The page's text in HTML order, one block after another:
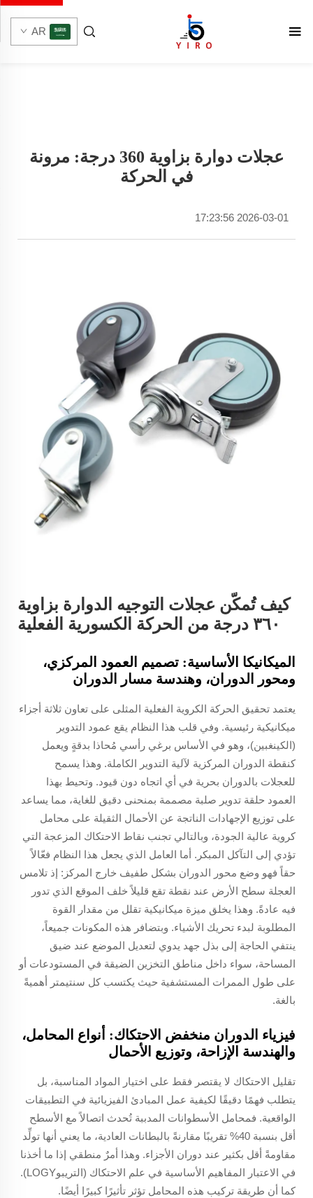
AR
عجلات دوارة بزاوية 360 درجة: مرونة
في الحركة
2026-03-01 17:23:56
كيف تُمكّن عجلات التوجيه الدوارة بزاوية
٣٦٠ درجة من الحركة الكسورية الفعلية
الميكانيكا الأساسية: تصميم العمود المركزي،
ومحور الدوران، وهندسة مسار الدوران
يعتمد تحقيق الحركة الكروية الفعلية المثلى على تعاون ثلاثة أجزاء
ميكانيكية رئيسية. وفي قلب هذا النظام يقع عمود التدوير
(الكينغبين)، وهو في الأساس برغي رأسي مُحاذا بدقةٍ ويعمل
كنقطة الدوران المركزية لآلية التدوير الكاملة. وهذا يسمح
للعجلات بالدوران بحرية في أي اتجاه دون قيود. وتحيط بهذا
العمود حلقة تدوير صلبة مصممة بمنحنى دقيق للغاية، مما يساعد
على توزيع الإجهادات الناتجة عن الأحمال الثقيلة على محامل
كروية عالية الجودة، وبالتالي تجنب نقاط الاحتكاك المزعجة التي
تؤدي إلى التآكل المبكر. أما العامل الذي يجعل هذا النظام فعّالاً
حقاً فهو وضع محور الدوران بشكل طفيف خارج المركز: إذ تلامس
العجلة سطح الأرض عند نقطة تقع قليلاً خلف الموقع الذي تدور
فيه عادةً. وهذا يخلق ميزة ميكانيكية تقلل من مقدار القوة
المطلوبة لبدء تحريك الأشياء. وبتضافر هذه المكونات جميعاً،
ينتفي الحاجة إلى بذل جهد يدوي لتعديل الموضع عند ضيق
المساحة، سواء داخل مناطق التخزين الضيقة في المستودعات أو
على طول الممرات المستشفية حيث يكتسب كل سنتيمتر أهميةً
بالغة.
فيزياء الدوران منخفض الاحتكاك: أنواع المحامل،
والهندسة الإزاحة، وتوزيع الأحمال
تقليل الاحتكاك لا يقتصر فقط على اختيار المواد المناسبة، بل
يتطلب فهمًا دقيقًا لكيفية عمل المبادئ الفيزيائية في التطبيقات
الواقعية. فمحامل الأسطوانات المدببة تُحدث اتصالاً مع الأسطح
أقل بنسبة 40% تقريبًا مقارنةً بالبطانات العادية، ما يعني أنها تولِّد
مقاومةً أقل بكثير عند دوران الأجزاء. وهذا أمرٌ منطقي إذا ما أخذنا
في الاعتبار المفاهيم الأساسية في علم الاحتكاك (التريبوLOGY).
كما أن طريقة تركيب هذه المحامل تؤثر تأثيرًا كبيرًا أيضًا.